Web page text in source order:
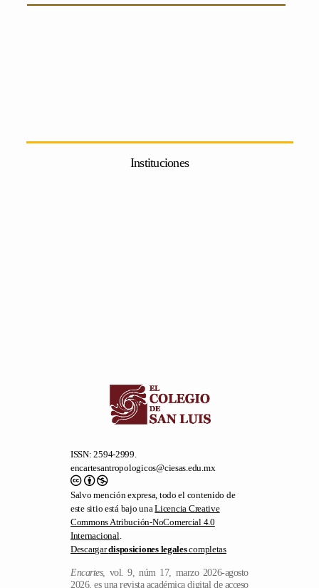
Instituciones
encartesantropologicos@ciesas.edu.mx
Salvo mención expresa, todo el contenido de
este sitio está bajo una
Licencia Creative
Commons Atribución-NoComercial 4.0
Internacional
Descargar
disposiciones legales
Encartes, vol. 9, núm 17, marzo 2026-agosto
libre y publicación semestral editada por el